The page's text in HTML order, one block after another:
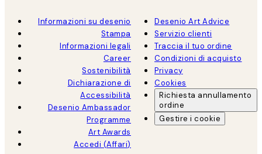
Informazioni su desenio
Stampa
Informazioni legali
Career
Sostenibilità
Dichiarazione di
Accessibilità
Desenio Ambassador
Programme
Art Awards
Accedi (Affari)
Desenio Art Advice
Servizio clienti
Traccia il tuo ordine
Condizioni di acquisto
Privacy
Cookies
Richiesta annullamento
ordine
Gestire i cookie